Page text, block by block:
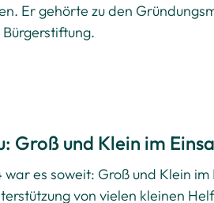
Er gehörte zu den
Groß und Klein im
war es soweit: Groß und Klein
von vielen kleinen